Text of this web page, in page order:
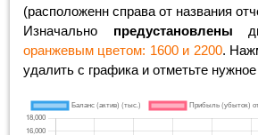
(расположенн справа от названия
Изначально предустановлены
оранжевым цветом: 1600 и 2200.
удалить с графика и отметьте